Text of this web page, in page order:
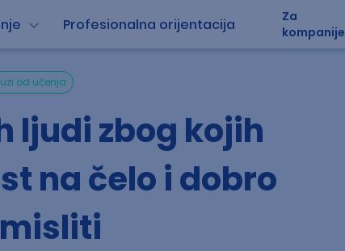
Profesionalna orijentacija
Za
kompanije
od učenja
ljudi zbog kojih
na čelo i dobro